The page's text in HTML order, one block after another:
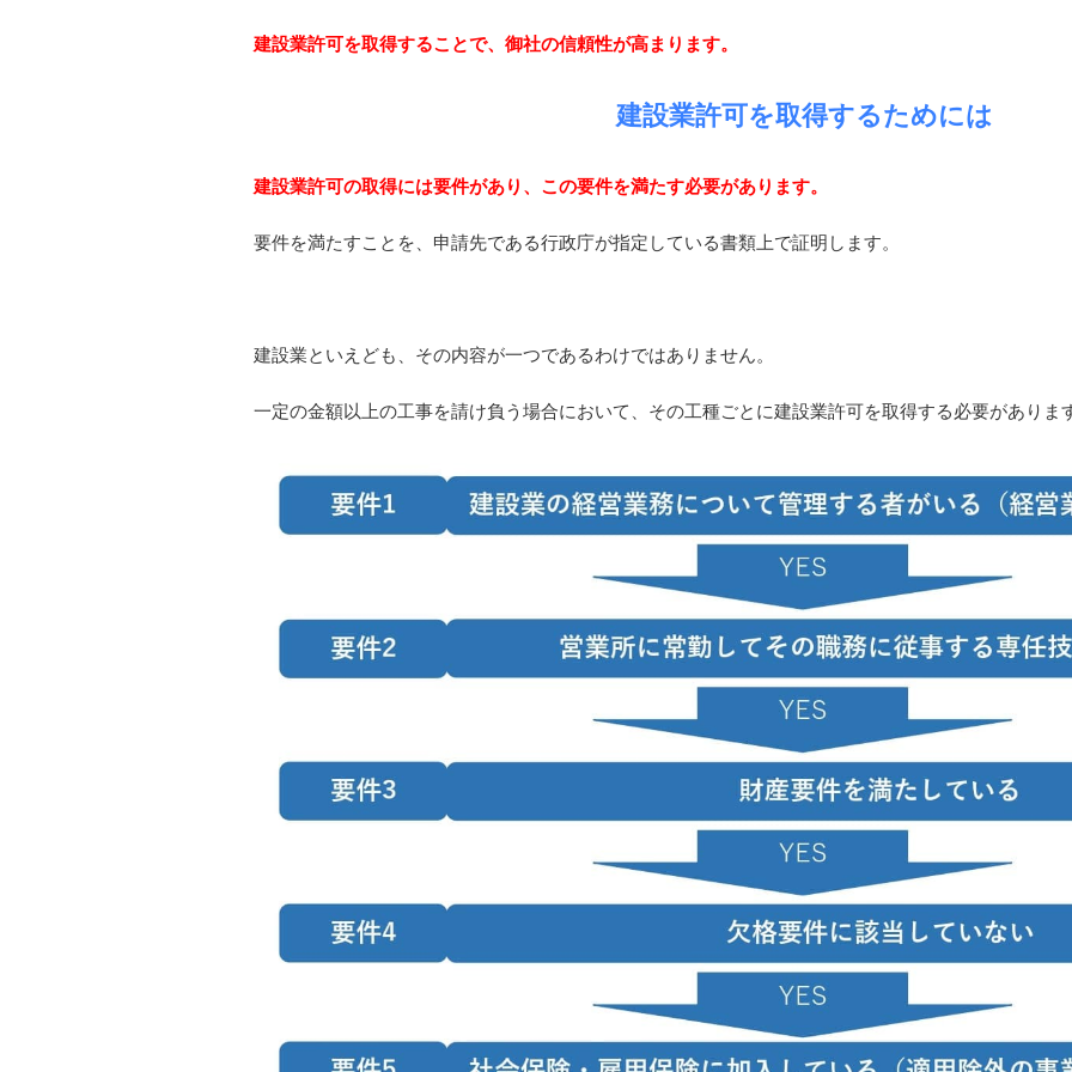
建設業許可を取得することで、御社の信頼性が高まります。
建設業許可を取得するためには
建設業許可の取得には要件があり、この要件を満たす必要があります。
要件を満たすことを、申請先である行政庁が指定している書類上で証明します。
建設業といえども、その内容が一つであるわけではありません。
一定の金額以上の工事を請け負う場合において、その工種ごとに建設業許可を取得する必要がありま